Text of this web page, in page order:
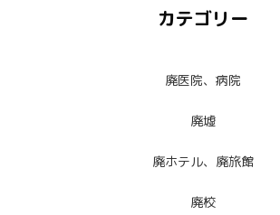
カテゴリー
廃医院、病院
廃墟
廃ホテル、廃旅館
廃校